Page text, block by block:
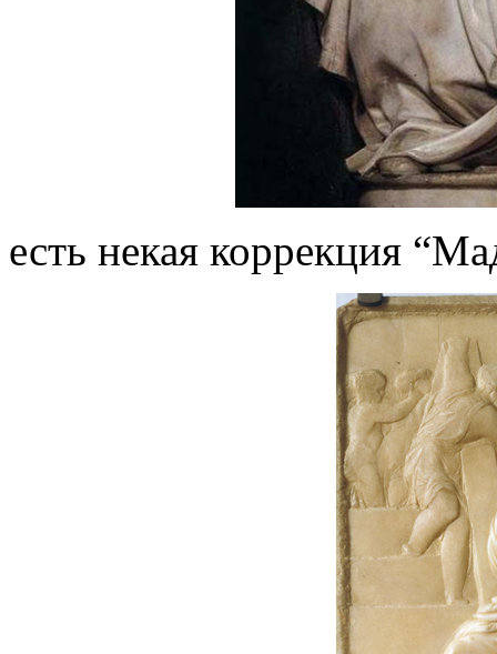
есть некая коррекция